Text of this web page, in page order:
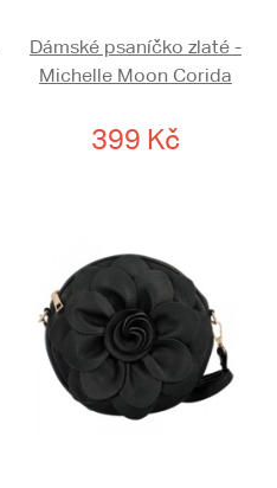
Dámské psaníčko zlaté -
Michelle Moon Corida
399 Kč